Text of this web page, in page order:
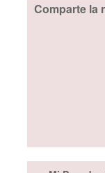
Comparte la